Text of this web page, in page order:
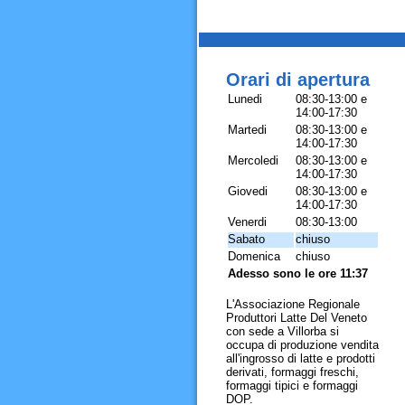
Orari di apertura
Lunedi
08:30-13:00 e
14:00-17:30
Martedi
08:30-13:00 e
14:00-17:30
Mercoledi
08:30-13:00 e
14:00-17:30
Giovedi
08:30-13:00 e
14:00-17:30
Venerdi
08:30-13:00
Sabato
chiuso
Domenica
chiuso
Adesso sono le ore 11:37
L'Associazione Regionale
Produttori Latte Del Veneto
con sede a Villorba si
occupa di produzione vendita
all'ingrosso di latte e prodotti
derivati, formaggi freschi,
formaggi tipici e formaggi
DOP.